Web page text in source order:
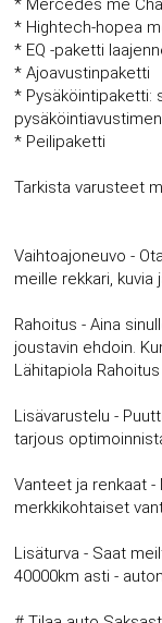
* Mercedes me
* Hightech-hopea
* EQ -paketti
* Ajoavustinpaketti
* Pysäköintipaketti:
pysäköintiavustimen
* Peilipaketti
Tarkista varusteet
Vaihtoajoneuvo -
meille rekkari,
Rahoitus - Aina
joustavin ehdoin.
Lähitapiola
Lisävarustelu -
tarjous
Vanteet ja renkaat
merkkikohtaiset
Lisäturva - Saat
40000km asti -